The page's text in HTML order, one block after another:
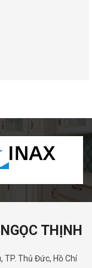
THỊNH
TP. Thủ Đức, Hồ Chí